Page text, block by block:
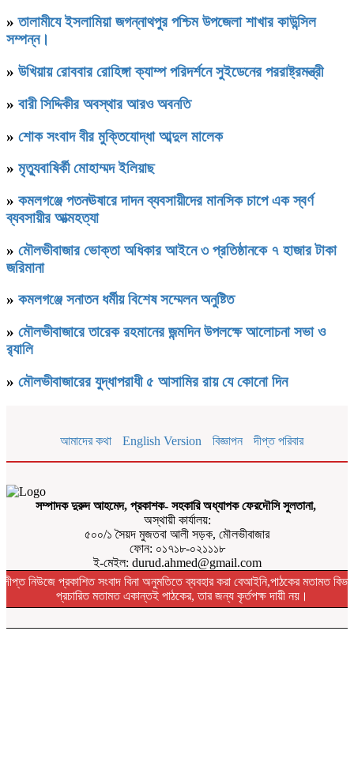
»‎তালামীযে ইসলামিয়া জগন্নাথপুর পশ্চিম উপজেলা শাখার কাউন্সিল
সম্পন্ন।
» উখিয়ায় রোববার রোহিঙ্গা ক্যাম্প পরিদর্শনে সুইডেনের পররাষ্ট্রমন্ত্রী
» বারী সিদ্দিকীর অবস্থার আরও অবনতি
» শোক সংবাদ বীর মুক্তিযোদ্ধা আব্দুল মালেক
» মৃত্যুবাষির্কী মোহাম্মদ ইলিয়াছ
» কমলগঞ্জে পতনঊষারে দাদন ব্যবসায়ীদের মানসিক চাপে এক স্বর্ণ
ব্যবসায়ীর আত্মহত্যা
» মৌলভীবাজার ভোক্তা অধিকার আইনে ৩ প্রতিষ্ঠানকে ৭ হাজার টাকা
জরিমানা
» কমলগঞ্জে সনাতন ধর্মীয় বিশেষ সম্মেলন অনুষ্টিত
» মৌলভীবাজারে তারেক রহমানের জন্মদিন উপলক্ষে আলোচনা সভা ও
র‌্যালি
» মৌলভীবাজারের যুদ্ধাপরাধী ৫ আসামির রায় যে কোনো দিন
আমাদের কথা English Version বিজ্ঞাপন দীপ্ত পরিবার
সম্পাদক দুরুদ আহমেদ, প্রকাশক- সহকারি অধ্যাপক ফেরদৌসি সুলতানা,
অস্থায়ী কার্যালয়:
৫০০/১ সৈয়দ মুজতবা আলী সড়ক, মৌলভীবাজার
ফোন: ০১৭১৮-০২১১১৮
ই-মেইল: durud.ahmed@gmail.com
দীপ্ত নিউজে প্রকাশিত সংবাদ বিনা অনুমতিতে ব্যবহার করা বেআইনি,পাঠকের মতামত
প্রচারিত মতামত একান্তই পাঠকের, তার জন্য কৃর্তপক্ষ দায়ী নয়।